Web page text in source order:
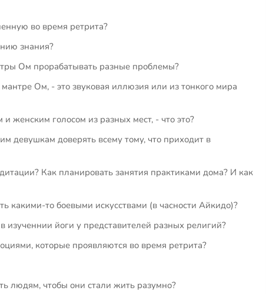
во время ретрита?
знания?
Ом прорабатывать разные проблемы?
Ом, - это звуковая иллюзия или из тонкого мира
женским голосом из разных мест, - что это?
девушкам доверять всему тому, что приходит в
Как планировать занятия практиками дома? И как
какими-то боевыми искусствами (в часности Айкидо)?
изученнии йоги у представителей разных религий?
которые проявляются во время ретрита?
людям, чтобы они стали жить разумно?